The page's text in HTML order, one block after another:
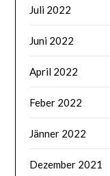
Juli 2022
Juni 2022
April 2022
Feber 2022
Jänner 2022
Dezember 2021